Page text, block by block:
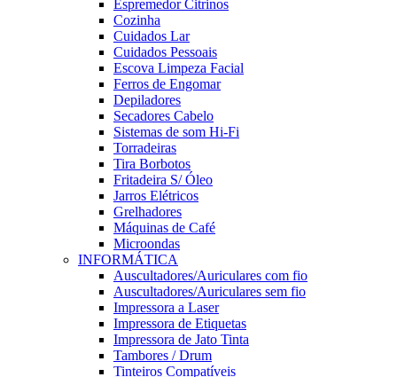
Espremedor Citrinos
Cozinha
Cuidados Lar
Cuidados Pessoais
Escova Limpeza Facial
Ferros de Engomar
Depiladores
Secadores Cabelo
Sistemas de som Hi-Fi
Torradeiras
Tira Borbotos
Fritadeira S/ Óleo
Jarros Elétricos
Grelhadores
Máquinas de Café
Microondas
INFORMÁTICA
Auscultadores/Auriculares com fio
Auscultadores/Auriculares sem fio
Impressora a Laser
Impressora de Etiquetas
Impressora de Jato Tinta
Tambores / Drum
Tinteiros Compatíveis